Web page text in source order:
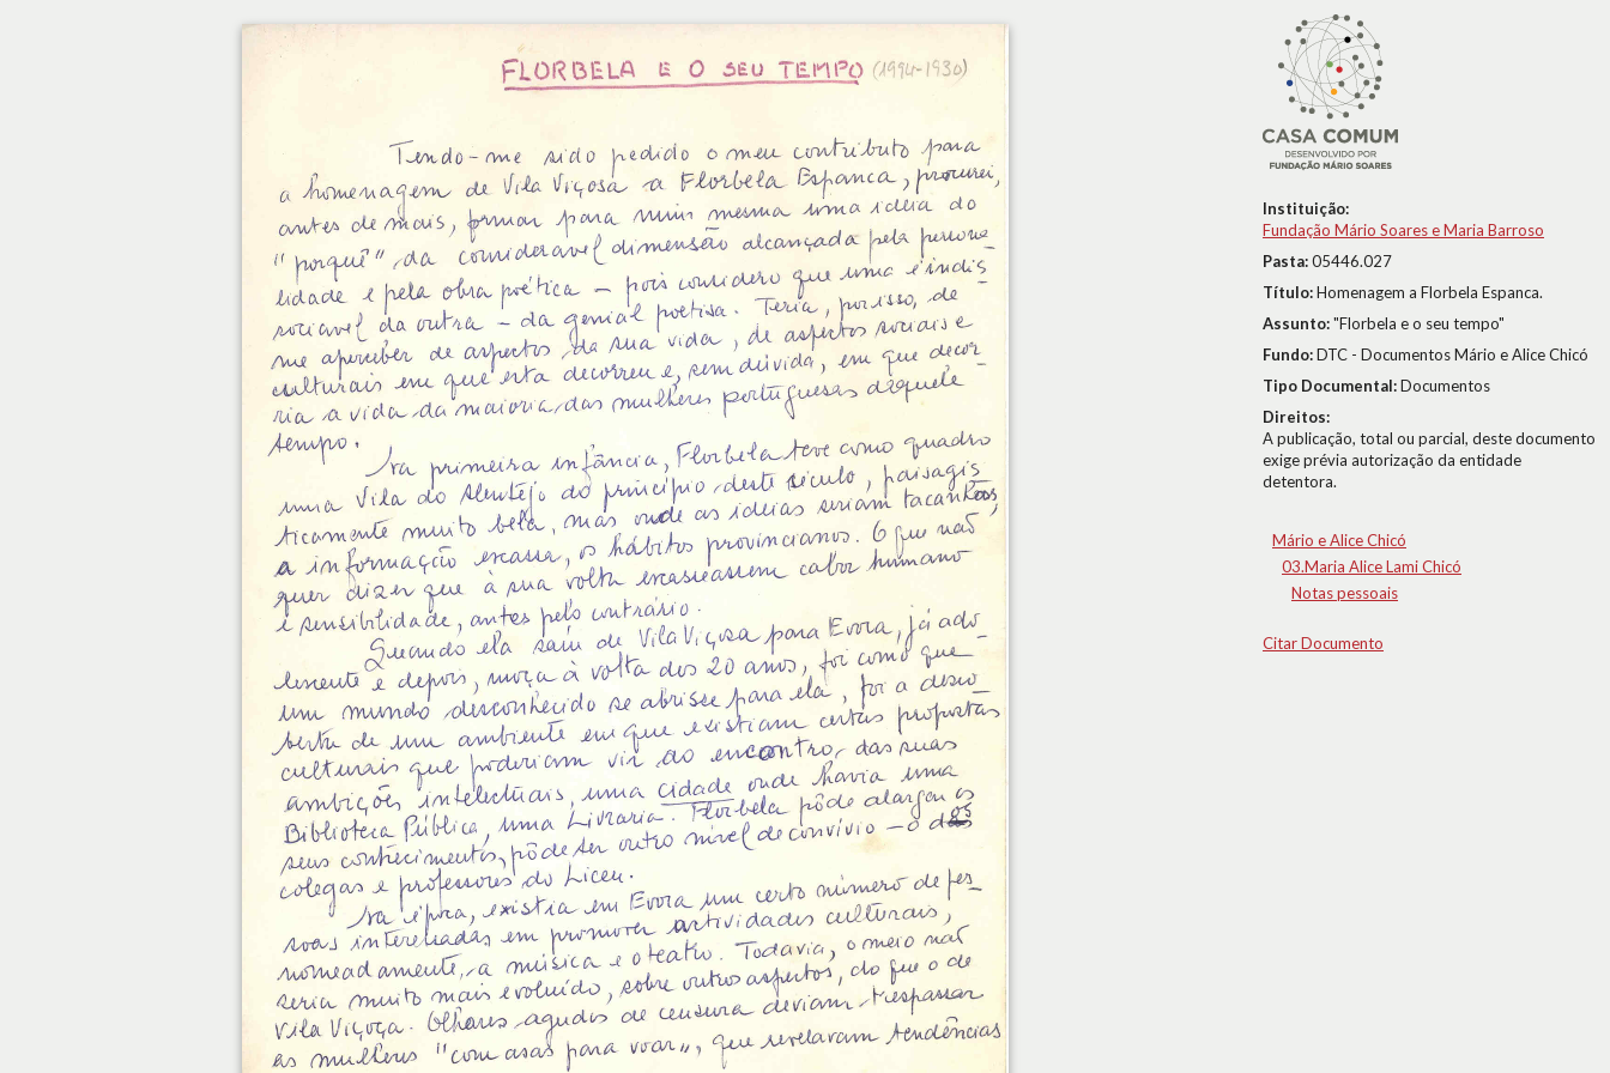
Instituição:
Fundação Mário Soares e Maria Barroso
Pasta:05446.027
Título:Homenagem a Florbela Espanca.
Assunto:"Florbela e o seu tempo"
Fundo:DTC - Documentos Mário e Alice Chicó
Tipo Documental:Documentos
Direitos:
A publicação, total ou parcial, deste documento
exige prévia autorização da entidade
detentora.
Mário e Alice Chicó
03.Maria Alice Lami Chicó
Notas pessoais
Citar Documento